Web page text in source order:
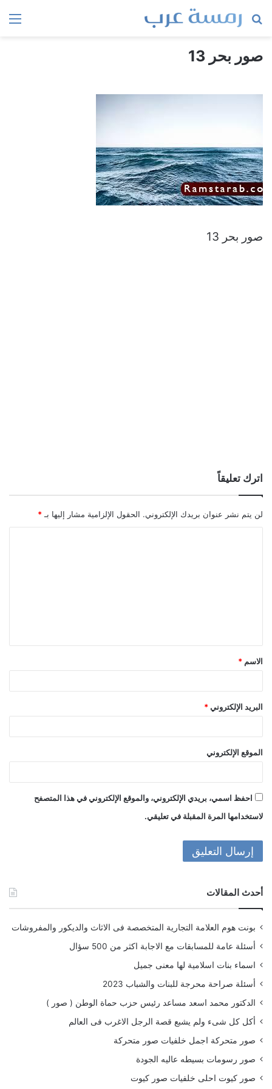
بحث
صور بحر 13
صور بحر 13
اترك تعليقاً
لن يتم نشر عنوان بريدك الإلكتروني. الحقول الإلزامية مشار إليها بـ *
ق
*
الاسم *
البريد الإلكتروني *
الموقع الإلكتروني
احفظ اسمي، بريدي الإلكتروني، والموقع الإلكتروني في هذا المتصفح
لاستخدامها المرة المقبلة في تعليقي.
أحدث المقالات
بونت هوم العلامة التجارية المتخصصة فى الاثاث والديكور والمفروشات
أسئلة عامة للمسابقات مع الاجابة اكثر من 500 سؤال
اسماء بنات اسلامية لها معنى جميل
أسئلة صراحة محرجة للبنات والشباب 2023
الدكتور محمد اسعد مساعد رئيس حزب حماة الوطن ( صور )
أكل كل شىء ولم يشبع قصة الرجل الاغرب فى العالم
صور متحركة اجمل خلفيات صور متحركة
صور رسومات بسيطه عاليه الجودة
صور كيوت احلى خلفيات صور كيوت